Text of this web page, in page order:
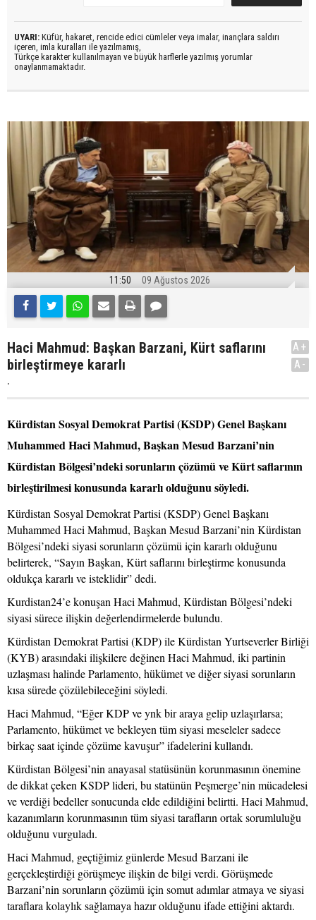
UYARI: Küfür, hakaret, rencide edici cümleler veya imalar, inançlara saldırı
içeren, imla kuralları ile yazılmamış,
Türkçe karakter kullanılmayan ve büyük harflerle yazılmış yorumlar
onaylanmamaktadır.
11:50 09 Ağustos 2026
Haci Mahmud: Başkan Barzani, Kürt saflarını
birleştirmeye kararlı
.
A+
A-
Kürdistan Sosyal Demokrat Partisi (KSDP) Genel Başkanı
Muhammed Haci Mahmud, Başkan Mesud Barzani’nin
Kürdistan Bölgesi’ndeki sorunların çözümü ve Kürt saflarının
birleştirilmesi konusunda kararlı olduğunu söyledi.
Kürdistan Sosyal Demokrat Partisi (KSDP) Genel Başkanı
Muhammed Haci Mahmud, Başkan Mesud Barzani’nin Kürdistan
Bölgesi’ndeki siyasi sorunların çözümü için kararlı olduğunu
belirterek, “Sayın Başkan, Kürt saflarını birleştirme konusunda
oldukça kararlı ve isteklidir” dedi.
Kurdistan24’e konuşan Haci Mahmud, Kürdistan Bölgesi’ndeki
siyasi sürece ilişkin değerlendirmelerde bulundu.
Kürdistan Demokrat Partisi (KDP) ile Kürdistan Yurtseverler Birliği
(KYB) arasındaki ilişkilere değinen Haci Mahmud, iki partinin
uzlaşması halinde Parlamento, hükümet ve diğer siyasi sorunların
kısa sürede çözülebileceğini söyledi.
Haci Mahmud, “Eğer KDP ve ynk bir araya gelip uzlaşırlarsa;
Parlamento, hükümet ve bekleyen tüm siyasi meseleler sadece
birkaç saat içinde çözüme kavuşur” ifadelerini kullandı.
Kürdistan Bölgesi’nin anayasal statüsünün korunmasının önemine
de dikkat çeken KSDP lideri, bu statünün Peşmerge’nin mücadelesi
ve verdiği bedeller sonucunda elde edildiğini belirtti. Haci Mahmud,
kazanımların korunmasının tüm siyasi tarafların ortak sorumluluğu
olduğunu vurguladı.
Haci Mahmud, geçtiğimiz günlerde Mesud Barzani ile
gerçekleştirdiği görüşmeye ilişkin de bilgi verdi. Görüşmede
Barzani’nin sorunların çözümü için somut adımlar atmaya ve siyasi
taraflara kolaylık sağlamaya hazır olduğunu ifade ettiğini aktardı.